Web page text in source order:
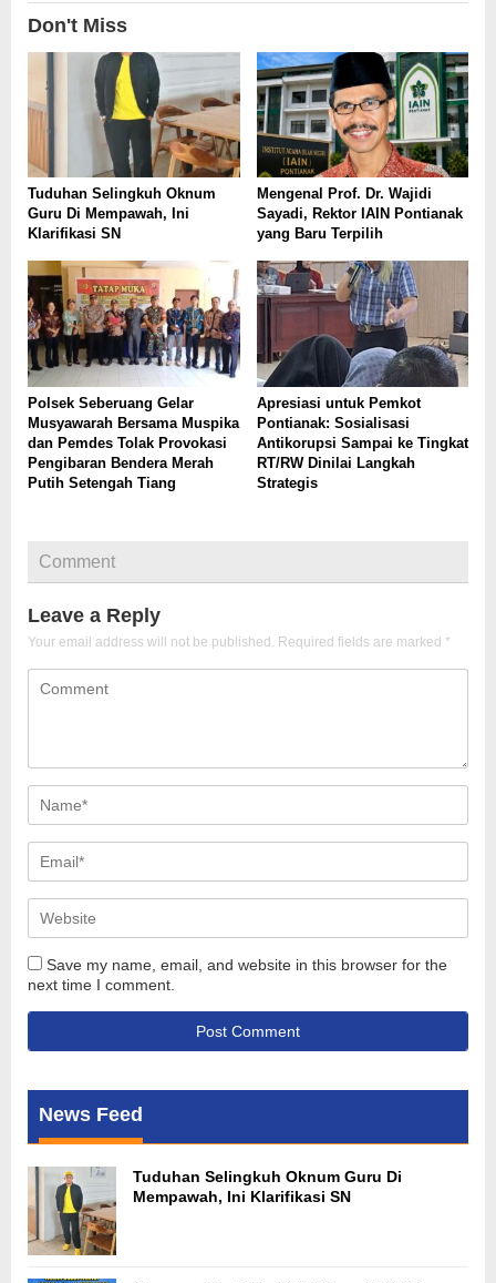
Don't Miss
Tuduhan Selingkuh Oknum
Guru Di Mempawah, Ini
Klarifikasi SN
Mengenal Prof. Dr. Wajidi
Sayadi, Rektor IAIN Pontianak
yang Baru Terpilih
Polsek Seberuang Gelar
Musyawarah Bersama Muspika
dan Pemdes Tolak Provokasi
Pengibaran Bendera Merah
Putih Setengah Tiang
Apresiasi untuk Pemkot
Pontianak: Sosialisasi
Antikorupsi Sampai ke Tingkat
RT/RW Dinilai Langkah
Strategis
Comment
Leave a Reply
Your email address will not be published. Required fields are marked *
Save my name, email, and website in this browser for the
next time I comment.
News Feed
Tuduhan Selingkuh Oknum Guru Di
Mempawah, Ini Klarifikasi SN